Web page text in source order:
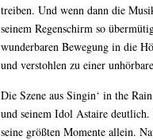
treiben. Und wenn dann die
seinem Regenschirm so
wunderbaren Bewegung in die
und verstohlen zu einer
Die Szene aus Singin‘ in the
und seinem Idol Astaire
seine größten Momente allein.